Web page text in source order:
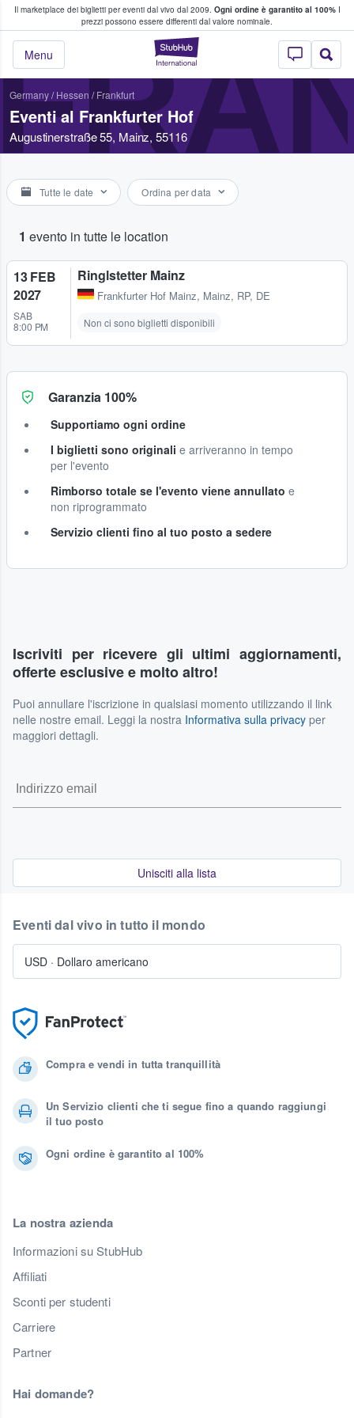
Il marketplace dei biglietti per eventi dal vivo dal 2009. Ogni ordine è garantito al 100%I
prezzi possono essere differenti dal valore nominale.
StubHub - Dove
Menu
fan comprano e vendono biglietti
Germany/ Hessen / Frankfurt
Eventi al Frankfurter Hof
Augustinerstraße 55, Mainz, 55116
Tutte le date Ordina per data
1 evento in tutte le location
13 FEB
2027
SAB
8:00 PM
Ringlstetter Mainz
Frankfurter Hof Mainz, Mainz, RP, DE
Non ci sono biglietti disponibili
Garanzia 100%
Supportiamo ogni ordine
I biglietti sono originali e arriveranno in tempo
per l'evento
Rimborso totale se l'evento viene annullato e
non riprogrammato
Servizio clienti fino al tuo posto a sedere
Iscriviti per ricevere gli ultimi aggiornamenti,
offerte esclusive e molto altro!
Puoi annullare l'iscrizione in qualsiasi momento utilizzando il link
nelle nostre email. Leggi la nostra Informativa sulla privacy per
maggiori dettagli.
Unisciti alla lista
Compra e vendi in tutta tranquillità
Un Servizio clienti che ti segue fino a quando raggiungi
il tuo posto
Ogni ordine è garantito al 100%
La nostra azienda
Informazioni su StubHub
Affiliati
Sconti per studenti
Carriere
Partner
Hai domande?
Eventi dal vivo in tutto il mondo
USD · Dollaro americano